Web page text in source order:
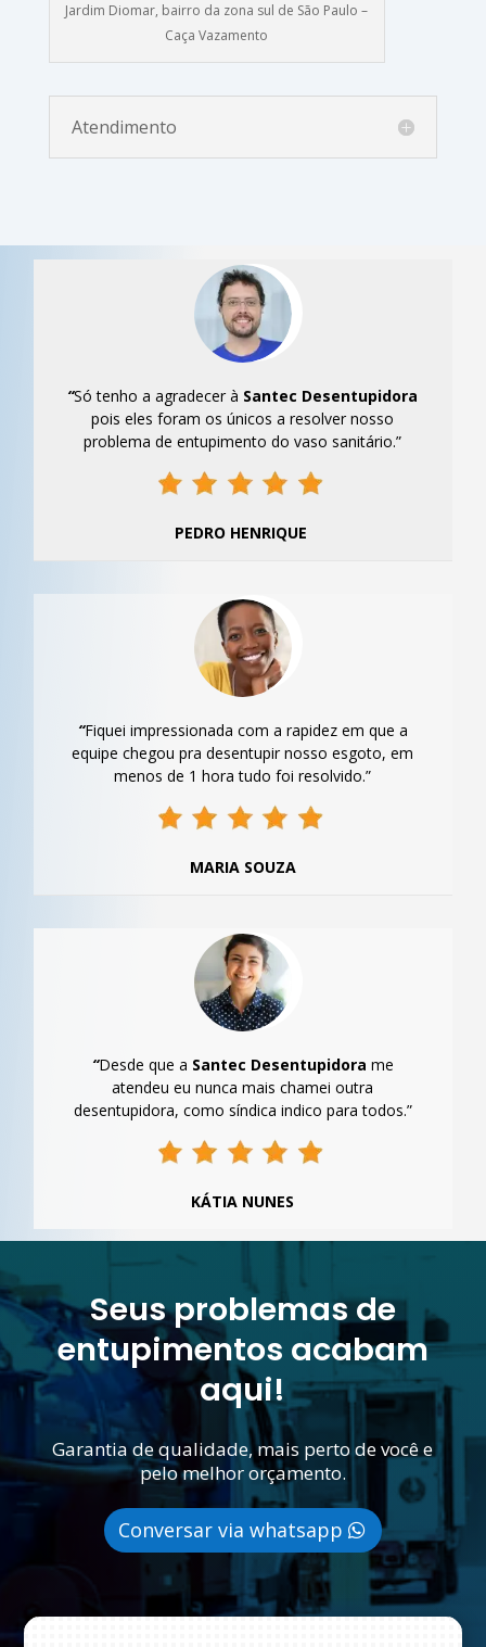
Jardim Diomar, bairro da zona sul de São Paulo –
Caça Vazamento
Atendimento
“Só tenho a agradecer à Santec Desentupidora
pois eles foram os únicos a resolver nosso
problema de entupimento do vaso sanitário.”
PEDRO HENRIQUE
“Fiquei impressionada com a rapidez em que a
equipe chegou pra desentupir nosso esgoto, em
menos de 1 hora tudo foi resolvido.”
MARIA SOUZA
“Desde que a Santec Desentupidora me
atendeu eu nunca mais chamei outra
desentupidora, como síndica indico para todos.”
KÁTIA NUNES
Seus problemas de
entupimentos acabam
aqui!
Garantia de qualidade, mais perto de você e
pelo melhor orçamento.
Conversar via whatsapp